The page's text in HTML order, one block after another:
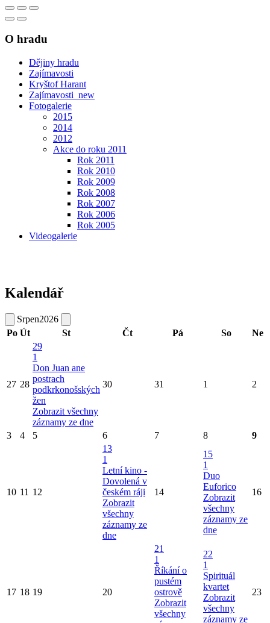
O hradu
Dějiny hradu
Zajímavosti
Kryštof Harant
Zajímavosti_new
Fotogalerie
2015
2014
2012
Akce do roku 2011
Rok 2011
Rok 2010
Rok 2009
Rok 2008
Rok 2007
Rok 2006
Rok 2005
Videogalerie
Kalendář
Srpen2026
Po Út St Čt Pá So Ne
27 28
29
1
Don Juan ane
postrach
podkrkonošských
žen
Zobrazit všechny
záznamy ze dne
30 31 1 2
3 4 5 6 7 8 9
10 11 12
13
1
Letní kino -
Dovolená v
českém ráji
Zobrazit
všechny
záznamy ze
dne
14
15
1
Duo
Euforico
Zobrazit
všechny
záznamy ze
dne
16
17 18 19 20
21
1
Říkání o
pustém
ostrově
Zobrazit
všechny
22
1
Spirituál
kvartet
Zobrazit
všechny
záznamy ze
23